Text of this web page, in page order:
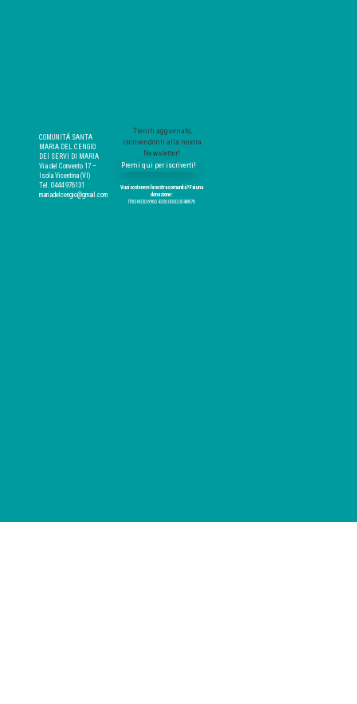
COMUNITÁ SANTA
MARIA DEL CENGIO
DEI SERVI DI MARIA
Via del Convento 17 –
Isola Vicentina (VI)
Tel. 0444 976131
mariadelcengio@gmail.com
Tieniti aggiornato,
iscrivendonti alla nostra
Newsletter!
Premi qui per iscriverti!
Vuoi sostenere la nostra comunità? Fai una
donazione:
IT83 H030 6960 4330 0000 0048876